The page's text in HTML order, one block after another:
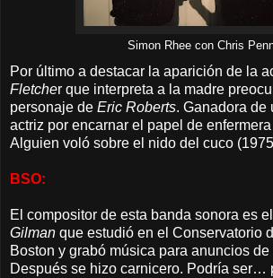
Simon Rhee con Chris
Por último a destacar la aparición de la
Fletcher que interpreta a la madre
personaje de Eric Roberts. Ganadora de
actriz por encarnar el papel de
Alguien voló sobre el nido del cuco
BSO:
El compositor de esta banda sonora es
Gilman que estudió en el Conservatorio
Boston y grabó música para anuncios
Después se hizo carnicero. Podría ser…